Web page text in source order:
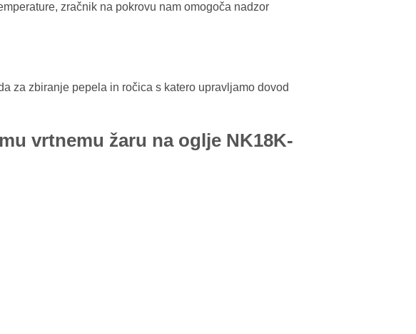
zračnik na pokrovu nam omogoča nadzor
za zbiranje pepela in ročica s katero upravljamo dovod
vrtnemu žaru na oglje NK18K-